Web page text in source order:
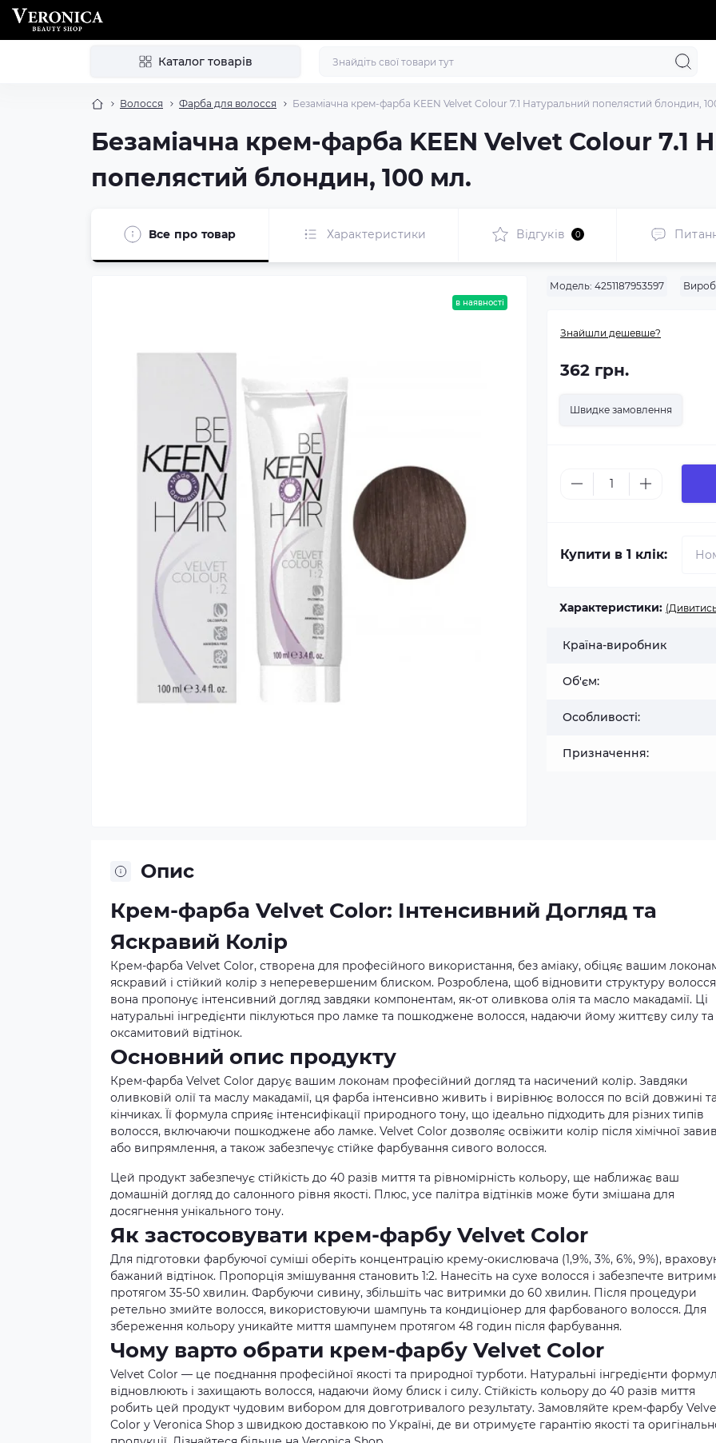
Каталог товарів
Волосся Фарба для волосся Безаміачна крем-фарба KEEN Velvet Colour 7.1 Натуральний попелястий блондин,
Безаміачна крем-фарба KEEN Velvet Colour 7.1
попелястий блондин, 100 мл.
Все про товар Характеристики Відгуків 0
в наявності
Модель: 4251187953597
Знайшли дешевше?
362 грн.
Швидке замовлення
Купити в 1 клік:
Характеристики:
Країна-виробник
Об'єм:
Особливості:
Призначення:
Опис
Крем-фарба Velvet Color: Інтенсивний Догляд та
Яскравий Колір
Крем-фарба Velvet Color, створена для професійного використання, без аміаку, обіцяє вашим
яскравий і стійкий колір з неперевершеним блиском. Розроблена, щоб відновити структуру
вона пропонує інтенсивний догляд завдяки компонентам, як-от оливкова олія та масло макадамії. Ці
натуральні інгредієнти піклуються про ламке та пошкоджене волосся, надаючи йому життєву силу та
оксамитовий відтінок.
Основний опис продукту
Крем-фарба Velvet Color дарує вашим локонам професійний догляд та насичений колір. Завдяки
оливковій олії та маслу макадамії, ця фарба інтенсивно живить і вирівнює волосся по всій довжині
кінчиках. Її формула сприяє інтенсифікації природного тону, що ідеально підходить для різних типів
волосся, включаючи пошкоджене або ламке. Velvet Color дозволяє освіжити колір після хімічної
або випрямлення, а також забезпечує стійке фарбування сивого волосся.
Цей продукт забезпечує стійкість до 40 разів миття та рівномірність кольору, ще наближає ваш
домашній догляд до салонного рівня якості. Плюс, усе палітра відтінків може бути змішана для
досягнення унікального тону.
Як застосовувати крем-фарбу Velvet Color
Для підготовки фарбуючої суміші оберіть концентрацію крему-окислювача (1,9%, 3%, 6%, 9%),
бажаний відтінок. Пропорція змішування становить 1:2. Нанесіть на сухе волосся і забезпечте
протягом 35-50 хвилин. Фарбуючи сивину, збільшіть час витримки до 60 хвилин. Після процедури
ретельно змийте волосся, використовуючи шампунь та кондиціонер для фарбованого волосся. Для
збереження кольору уникайте миття шампунем протягом 48 годин після фарбування.
Чому варто обрати крем-фарбу Velvet Color
Velvet Color — це поєднання професійної якості та природної турботи. Натуральні інгредієнти
відновлюють і захищають волосся, надаючи йому блиск і силу. Стійкість кольору до 40 разів миття
робить цей продукт чудовим вибором для довготривалого результату. Замовляйте крем-фарбу
Color у Veronica Shop з швидкою доставкою по Україні, де ви отримуєте гарантію якості та